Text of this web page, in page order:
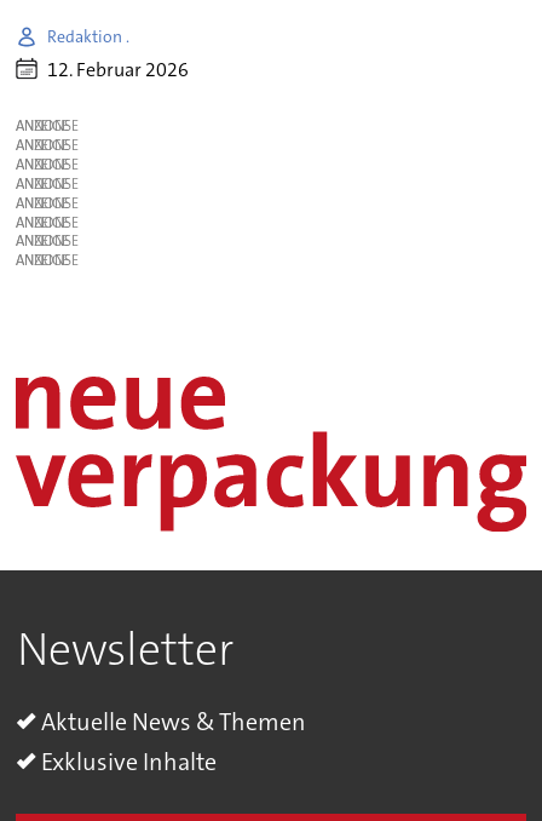
Redaktion .
12. Februar 2026
ANZEIGE
ANZEIGE
ANZEIGE
ANZEIGE
ANZEIGE
ANZEIGE
ANZEIGE
ANZEIGE
Newsletter
Aktuelle News & Themen
Exklusive Inhalte